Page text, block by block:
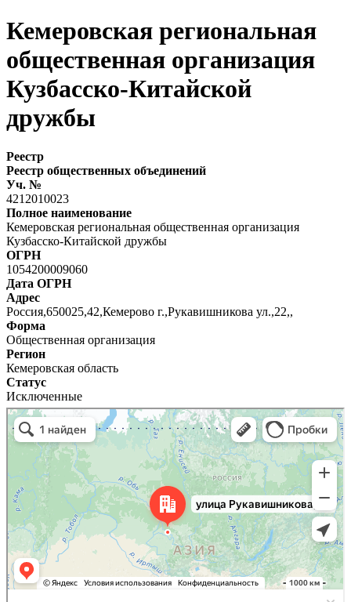
Кемеровская региональная
общественная организация
Кузбасско-Китайской
дружбы
Реестр
Реестр общественных объединений
Уч. №
4212010023
Полное наименование
Кемеровская региональная общественная организация
Кузбасско-Китайской дружбы
ОГРН
1054200009060
Дата ОГРН
Адрес
Россия,650025,42,Кемерово г.,Рукавишникова ул.,22,,
Форма
Общественная организация
Регион
Кемеровская область
Статус
Исключенные